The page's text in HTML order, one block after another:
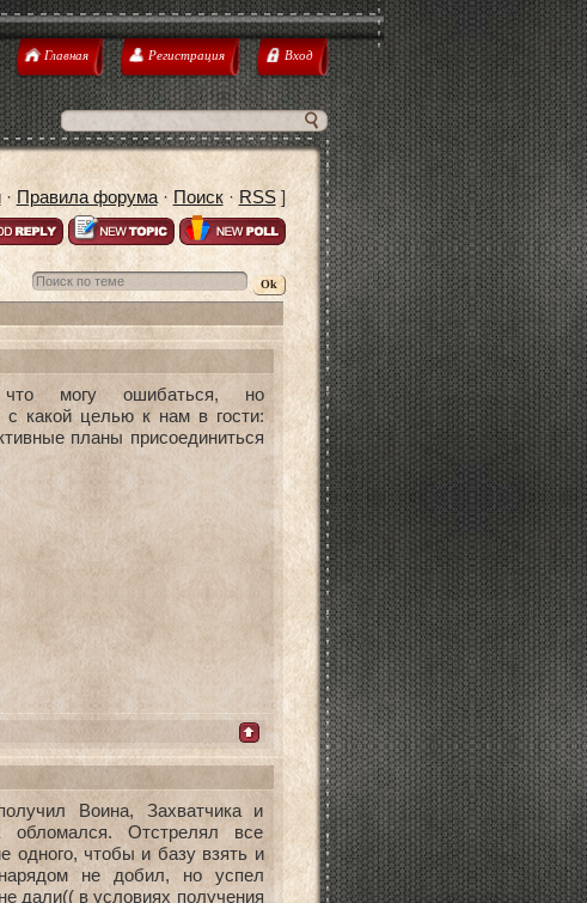
Главная Регистрация Вход
· Правила форума· Поиск· RSS]
могу ошибаться, но
с какой целью к нам в гости:
планы присоединиться
Воина, Захватчика и
Отстрелял все
одного, чтобы и базу взять и
не добил, но успел
дали(( в условиях получения